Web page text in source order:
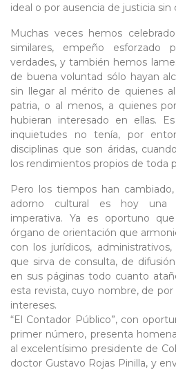
ideal o por ausencia de justicia sin
Muchas veces hemos
similares, empeño esforzado
verdades, y también hemos
de buena voluntad sólo hayan
sin llegar al mérito de quienes
patria, o al menos, a quienes
hubieran interesado en ellas.
inquietudes no tenía, por
disciplinas que son áridas,
los rendimientos propios de toda
Pero los tiempos han
adorno cultural es hoy una
imperativa. Ya es oportuno
órgano de orientación que
con los jurídicos,
que sirva de consulta, de
en sus páginas todo cuanto
esta revista, cuyo nombre, de por
intereses.
“El Contador Público”, con
primer número, presenta
al excelentísimo presidente de
doctor Gustavo Rojas Pinilla, y